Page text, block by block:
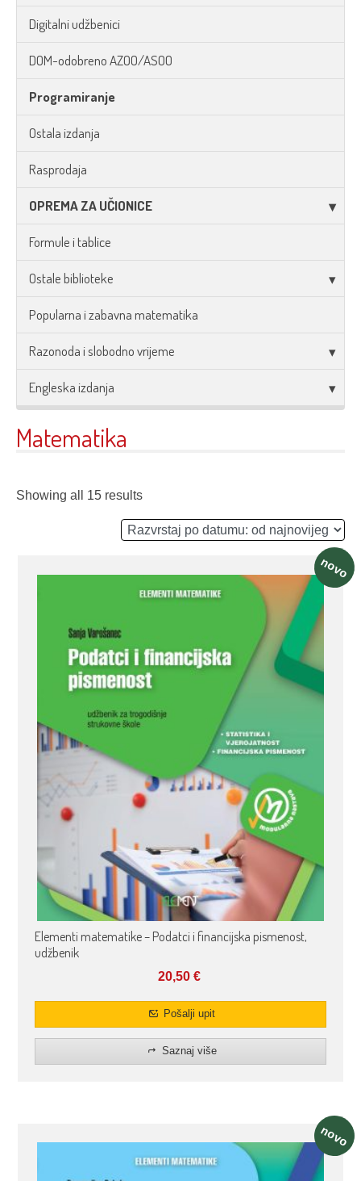
Digitalni udžbenici
DOM-odobreno AZOO/ASOO
Programiranje
Ostala izdanja
Rasprodaja
OPREMA ZA UČIONICE
Formule i tablice
Ostale biblioteke
Popularna i zabavna matematika
Razonoda i slobodno vrijeme
Engleska izdanja
Matematika
Showing all 15 results
novo
Elementi matematike – Podatci i financijska pismenost,
udžbenik
20,50 €
Pošalji upit
Saznaj više
novo